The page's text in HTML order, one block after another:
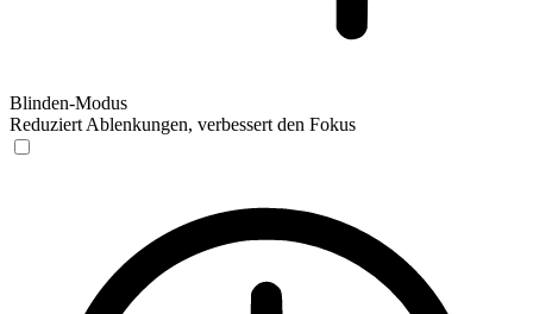
Blinden-Modus
Reduziert Ablenkungen, verbessert den Fokus